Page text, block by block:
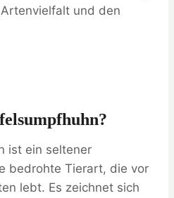
und den
ist ein seltener
bedrohte Tierart, die vor
lebt. Es zeichnet sich